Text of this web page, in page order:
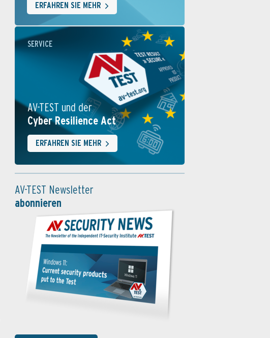
ERFAHREN SIE MEHR
SERVICE
AV-TEST und der
Cyber Resilience Act
ERFAHREN SIE MEHR
AV-TEST Newsletter
abonnieren